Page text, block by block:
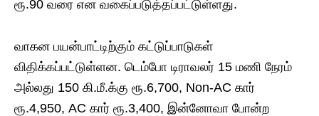
ரூ.90 வரை என வகைப்படுத்தப்பட்டுள்ளது.
வாகன பயன்பாட்டிற்கும் கட்டுப்பாடுகள்
விதிக்கப்பட்டுள்ளன. டெம்போ டிராவலர் 15 மணி நேரம்
அல்லது 150 கி.மீ.க்கு ரூ.6,700, Non-AC கார்
ரூ.4,950, AC கார் ரூ.3,400, இன்னோவா போன்ற